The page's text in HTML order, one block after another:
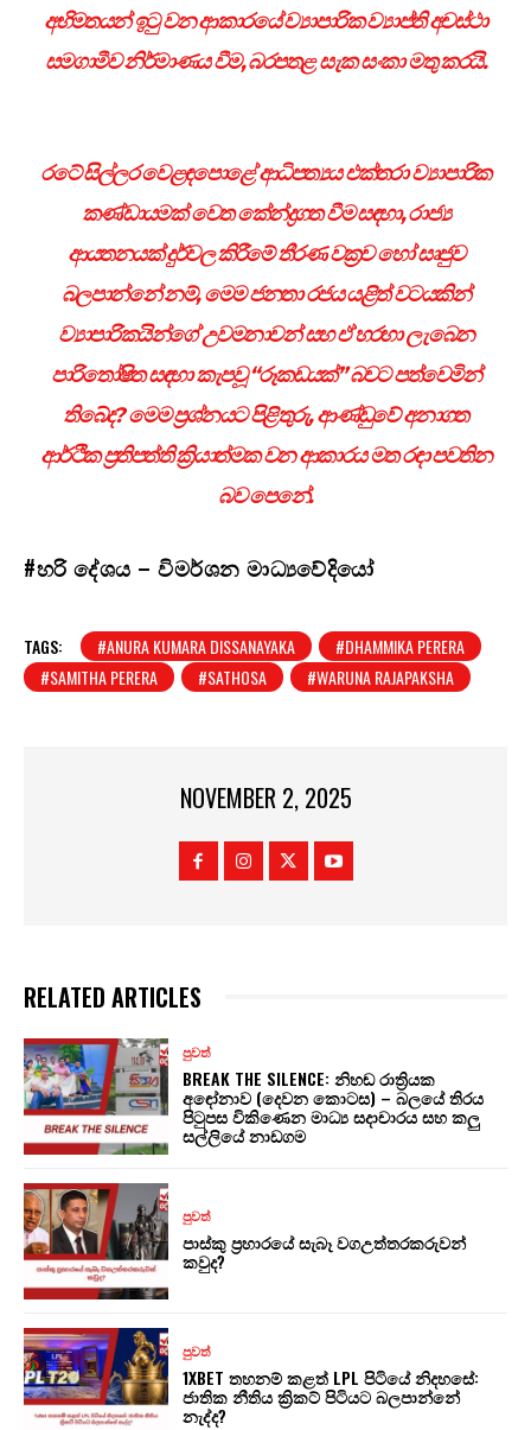
අභිමතයන් ඉටු වන ආකාරයේ ව්‍යාපාරික ව්‍යාප්ති අවස්ථා
සමගාමීව නිර්මාණය වීම, බරපතළ සැක සංකා මතු කරයි.
රටේ සිල්ලර වෙළඳපොළේ ආධිපත්‍යය එක්තරා ව්‍යාපාරික
කණ්ඩායමක් වෙත කේන්ද්‍රගත වීම සඳහා, රාජ්‍ය
ආයතනයක් දුර්වල කිරීමේ තීරණ වක්‍රව හෝ සෘජුව
බලපාන්නේ නම්, මෙම ජනතා රජය යළිත් වටයකින්
ව්‍යාපාරිකයින්ගේ උවමනාවන් සහ ඒ හරහා ලැබෙන
පාරිතෝෂිත සඳහා කැපවූ “රූකඩයක්” බවට පත්වෙමින්
තිබේද? මෙම ප්‍රශ්නයට පිළිතුරු, ආණ්ඩුවේ අනාගත
ආර්ථික ප්‍රතිපත්ති ක්‍රියාත්මක වන ආකාරය මත රඳා පවතින
බව පෙනේ.
#හරි දේශය – විමර්ශන මාධ්‍යවේදියෝ
TAGS: #ANURA KUMARA DISSANAYAKA
#DHAMMIKA PERERA
#SAMITHA PERERA
#SATHOSA #WARUNA RAJAPAKSHA
NOVEMBER 2, 2025
RELATED ARTICLES
පුවත්
BREAK THE SILENCE: නිහඬ රාත්‍රියක
අඳෝනාව (දෙවන කොටස) – බලයේ තිරය
පිටුපස විකිණෙන මාධ්‍ය සදාචාරය සහ කලු
සල්ලියේ නාඩගම
පුවත්
පාස්කු ප්‍රහාරයේ සැබෑ වගඋත්තරකරුවන්
කවුද?
පුවත්
1XBET තහනම් කළත් LPL පිටියේ නිදහසේ:
ජාතික නීතිය ක්‍රිකට් පිටියට බලපාන්නේ
නැද්ද?